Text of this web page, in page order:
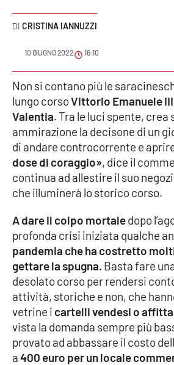
Meteo
Editoriali
VIDEO
Ambiente
Cronaca
Cultura
Economia e Lavoro
Politica
Sanità
Società
Sport
CRISTINA IANNUZZI
10 GIUGNO 2022 16:10
Non si contano più le
lungo corsoVittorio Emanuele
Valentia. Tra le luci spente, crea
ammirazione la decisone di un
di andare controcorrente e
dose di coraggio», dice il
continua ad allestire il suo
che illuminerà lo storico corso.
A dare il colpo mortaledopo
profonda crisi iniziata qualche
pandemia che ha costretto
gettare la spugna. Basta fare
desolato corso per rendersi
attività, storiche e non, che
vetrine i cartelli vendesi o
vista la domanda sempre più
provato ad abbassare il costo
a400 euro per un locale